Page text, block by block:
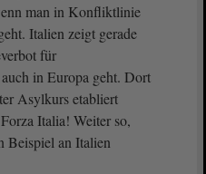
man in Konfliktlinie
Italien zeigt gerade
für
in Europa geht. Dort
Asylkurs etabliert
Italia! Weiter so,
Beispiel an Italien